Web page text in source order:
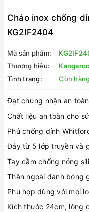
Chảo inox chống
KG2IF2404
Mã sản phẩm:
Thương hiệu:
Tình trạng:
Còn hàng
Đạt chứng nhận an
Chất liệu an toàn cho
Phủ chống dính
Đáy từ 5 lớp truyền và
Tay cầm chống nóng
Thân ngoài đánh bóng
Phù hợp dùng với mọi
Kích thước 24cm, lòng